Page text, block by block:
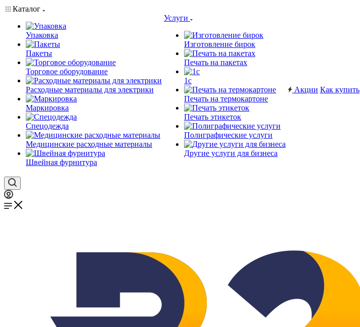
Каталог
Упаковка
Пакеты
Торговое оборудование
Расходные материалы для электрики
Маркировка
Спецодежда
Медицинские расходные материалы
Швейная фурнитура
Услуги
Изготовление бирок
Печать на пакетах
1c
Печать на термокартоне
Печать этикеток
Полиграфические услуги
Другие услуги для бизнеса
Акции Как купить